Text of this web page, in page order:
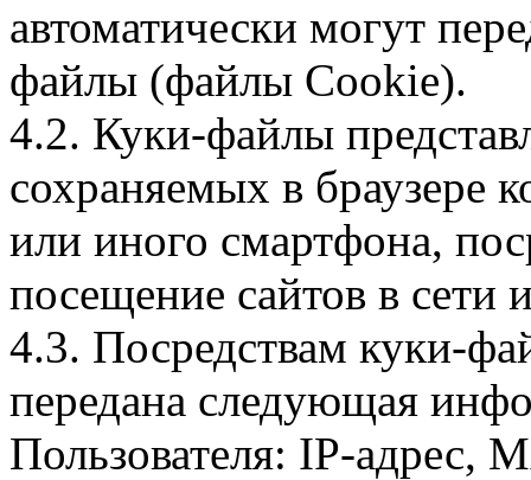
автоматически могут
файлы (файлы Cookie).
4.2. Куки-файлы
сохраняемых в браузере
или иного смартфона,
посещение сайтов в сети
4.3. Посредствам куки-
передана следующая
Пользователя: IP-адрес,